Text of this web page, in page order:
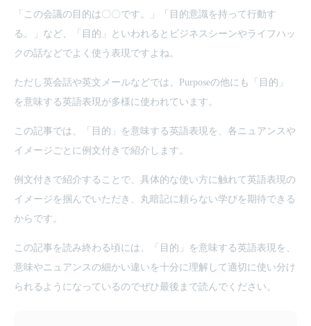
「この会議の目的は〇〇です。」「目的意識を持って行動す
る。」など、「目的」といわれるとビジネスシーンやライフハッ
クの話などでよく使う表現ですよね。
ただし英会話や英文メールなどでは、Purposeの他にも「目的」
を意味する英語表現が多様に使われています。
この記事では、「目的」を意味する英語表現を、各ニュアンスや
イメージごとに例文付きで紹介します。
例文付きで紹介することで、具体的な使い方に触れて英語表現の
イメージを掴んでいただき、丸暗記に頼らない学びを期待できる
からです。
この記事を読み終わる頃には、「目的」を意味する英語表現を、
意味やニュアンスの細かい違いを十分に理解して適切に使い分け
られるようになっているのでぜひ最後まで読んでください。